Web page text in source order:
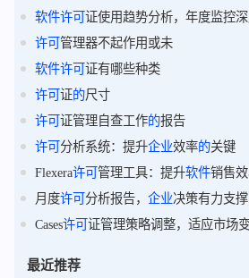
软件许可 证使用趋势分析，年度监控
许可 管理器不起作用或未
软件许可 证有哪些种类
许可 证的尺寸
许可 证管理自查工作的报告
许可 分析系统：提升企业效率的关键
Flexera许可 管理工具：提升软件销售
月度许可 分析报告， 企业决策有力支撑
Cases许可 证管理策略调整，适应市场
最近推荐